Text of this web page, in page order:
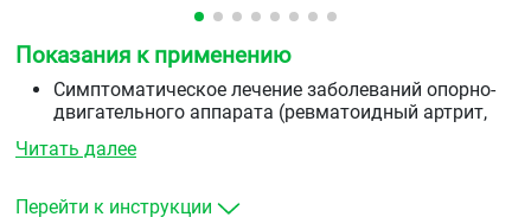
Показания к применению
Симптоматическое лечение заболеваний опорно-
двигательного аппарата (ревматоидный артрит,
спондилоартрит подагрический артрит,
остеоартроз периферических суставов и
Читать далее
Перейти к инструкции